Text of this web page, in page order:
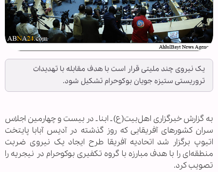
یک نیروی چند ملیتی قرار است با هدف مقابله با تهدیدات
تروریستی ستیزه جویان بوکوحرام تشکیل شود.
به گزارش خبرگزاری اهل‌بیت(ع) ـ ابنا ـ در بیست و چهارمین اجلاس
سران کشورهای آفریقایی که روز گذشته در آدیس آبابا پایتخت
اتیوپ برگزار شد اتحادیه آفریقا طرح ایجاد یک نیروی ضربت
منطقه‌ای را با هدف مبارزه با گروه تکفیری بوکوحرام در نیجریه را
تصویب کرد.